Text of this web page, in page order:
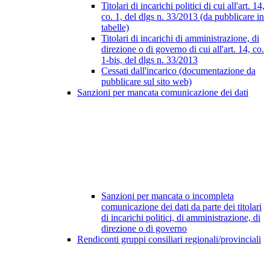
Titolari di incarichi politici di cui all'art. 14,
co. 1, del dlgs n. 33/2013 (da pubblicare in
tabelle)
Titolari di incarichi di amministrazione, di
direzione o di governo di cui all'art. 14, co.
1-bis, del dlgs n. 33/2013
Cessati dall'incarico (documentazione da
pubblicare sul sito web)
Sanzioni per mancata comunicazione dei dati
Sanzioni per mancata o incompleta
comunicazione dei dati da parte dei titolari
di incarichi politici, di amministrazione, di
direzione o di governo
Rendiconti gruppi consiliari regionali/provinciali